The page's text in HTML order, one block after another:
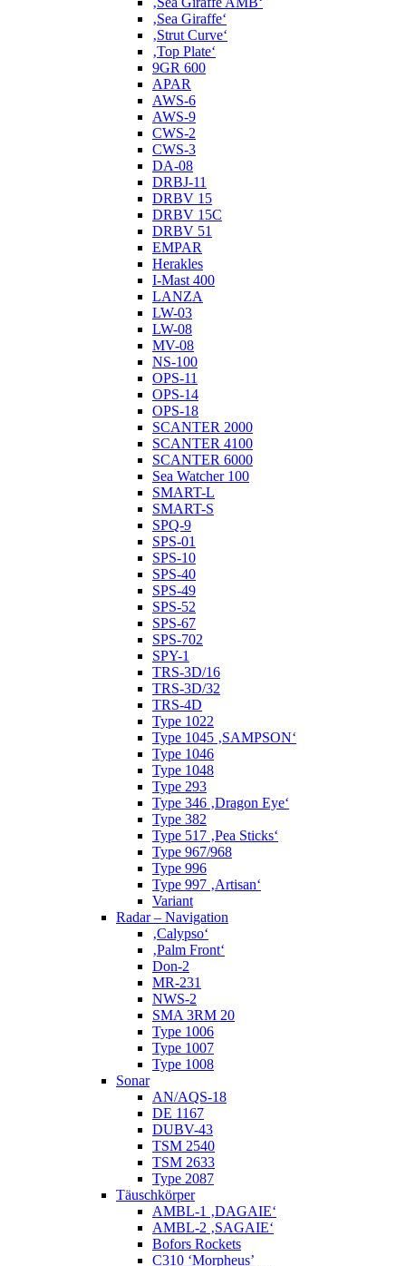
‚Sea Giraffe‘
‚Strut Curve‘
‚Top Plate‘
9GR 600
APAR
AWS-6
AWS-9
CWS-2
CWS-3
DA-08
DRBJ-11
DRBV 15
DRBV 15C
DRBV 51
EMPAR
Herakles
I-Mast 400
LANZA
LW-03
LW-08
MV-08
NS-100
OPS-11
OPS-14
OPS-18
SCANTER 2000
SCANTER 4100
SCANTER 6000
Sea Watcher 100
SMART-L
SMART-S
SPQ-9
SPS-01
SPS-10
SPS-40
SPS-49
SPS-52
SPS-67
SPS-702
SPY-1
TRS-3D/16
TRS-3D/32
TRS-4D
Type 1022
Type 1045 ‚SAMPSON‘
Type 1046
Type 1048
Type 293
Type 346 ‚Dragon Eye‘
Type 382
Type 517 ‚Pea Sticks‘
Type 967/968
Type 996
Type 997 ‚Artisan‘
Variant
Radar – Navigation
‚Calypso‘
‚Palm Front‘
Don-2
MR-231
NWS-2
SMA 3RM 20
Type 1006
Type 1007
Type 1008
Sonar
AN/AQS-18
DE 1167
DUBV-43
TSM 2540
TSM 2633
Type 2087
Täuschkörper
AMBL-1 ‚DAGAIE‘
AMBL-2 ‚SAGAIE‘
Bofors Rockets
C310 ‘Morpheus’